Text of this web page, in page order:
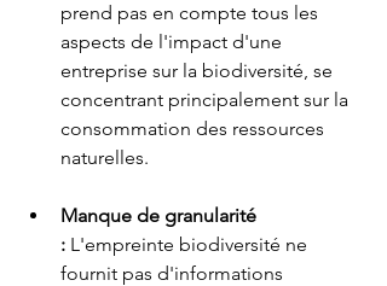
prend pas en compte tous les
aspects de l'impact d'une
entreprise sur la biodiversité, se
concentrant principalement sur la
consommation des ressources
naturelles.
Manque de granularité
: L'empreinte biodiversité ne
fournit pas d'informations